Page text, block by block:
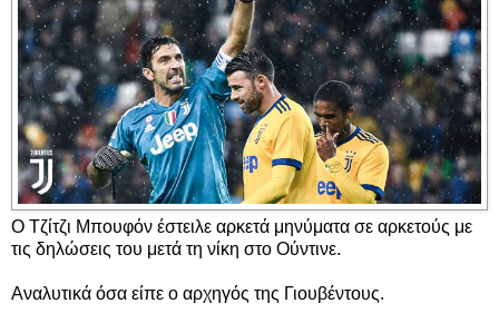
Ο Τζίτζι Μπουφόν έστειλε αρκετά μηνύματα σε αρκετούς με
τις δηλώσεις του μετά τη νίκη στο Ούντινε.
Αναλυτικά όσα είπε ο αρχηγός της Γιουβέντους.